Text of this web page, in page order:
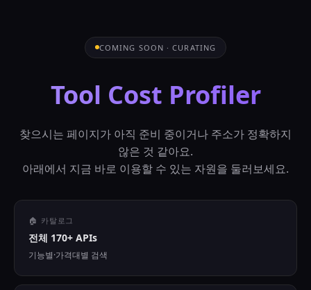
COMING SOON · CURATING
Tool Cost Profiler
찾으시는 페이지가 아직 준비 중이거나 주소가 정확하지
않은 것 같아요.
아래에서 지금 바로 이용할 수 있는 자원을 둘러보세요.
🏠 카탈로그
전체 170+ APIs
기능별·가격대별 검색